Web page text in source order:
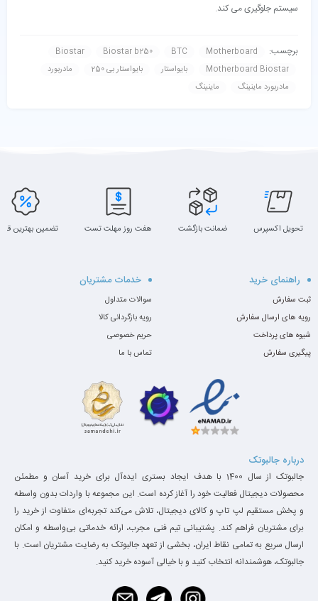
سیستم جلوگیری می کند.
برچسب: Biostar Biostar b250 BTC
Motherboard
Motherboard Biostar
بایواستار بایواستار بی 250
مادربورد
مادربورد ماینینگ
ماینینگ
تحویل اکسپرس ضمانت بازگشت هفت روز مهلت تست تضمین بهترین
راهنمای خرید
ثبت سفارش
رویه های ارسال سفارش
شیوه های پرداخت
پیگیری سفارش
خدمات مشتریان
سوالات متداول
رویه بازگردانی کالا
حریم خصوصی
تماس با ما
درباره جالبوتک
جالبوتک از سال 1400 با هدف ایجاد بستری ایده‌آل برای خرید آسان و مطمئن
محصولات دیجیتال فعالیت خود را آغاز کرده است. این مجموعه با واردات بدون واسطه
و پخش مستقیم لپ تاپ و کالای دیجیتال، تلاش می‌کند تجربه‌ای متفاوت از خرید را
برای مشتریان فراهم کند. پشتیبانی تیم فنی مجرب، ارائه خدماتی بی‌واسطه و امکان
ارسال سریع به تمامی نقاط ایران، بخشی از تعهد جالبوتک به رضایت مشتریان است. با
جالبوتک، هوشمندانه انتخاب کنید و با خیالی آسوده خرید کنید.